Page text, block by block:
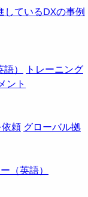
しているDXの事例
）
トレーニング
ント
頼 グローバル拠
（英語）